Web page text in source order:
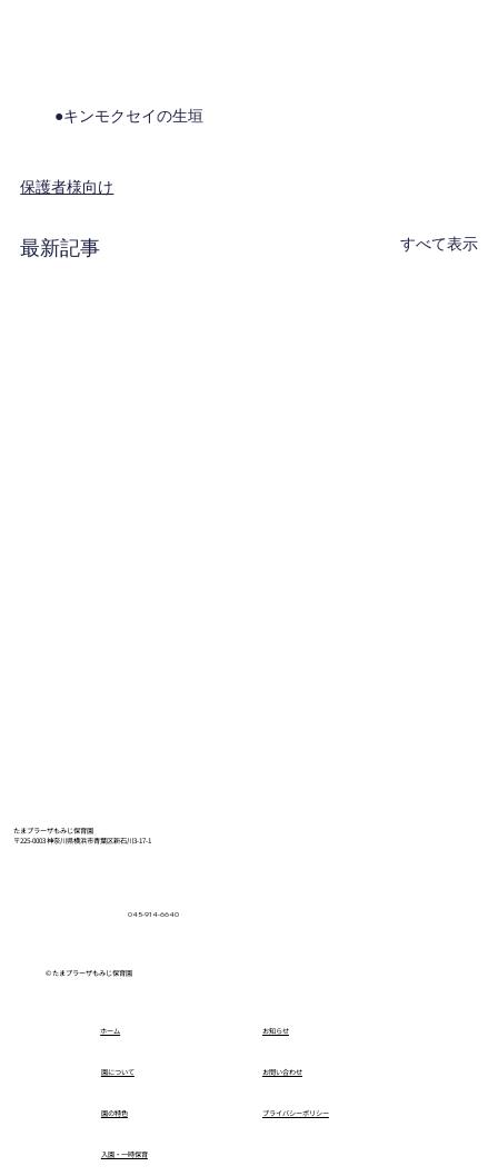
●キンモクセイの生垣
保護者様向け
最新記事 すべて表示
たまプラーザもみじ保育園
〒225-0003 神奈川県横浜市青葉区新石川3-17-1
お知らせ
お問い合わせ
プライバシーポリシー
ホーム
園について
園の特色
入園・一時保育
© たまプラーザもみじ保育園
045-914-6640